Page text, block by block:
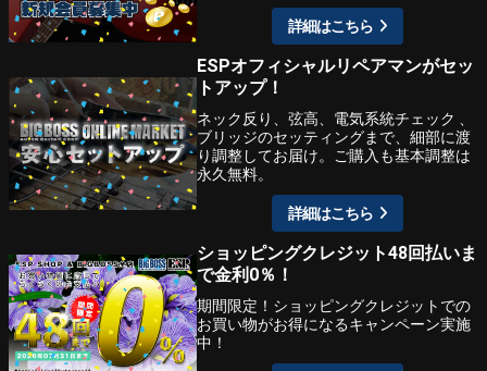
詳細はこちら
ESPオフィシャルリペアマンがセッ
トアップ！
ネック反り、弦高、電気系統チェック 、
ブリッジのセッティングまで、細部に渡
り調整してお届け。ご購入も基本調整は
永久無料。
詳細はこちら
ショッピングクレジット48回払いま
で金利0％！
期間限定！ショッピングクレジットでの
お買い物がお得になるキャンペーン実施
中！